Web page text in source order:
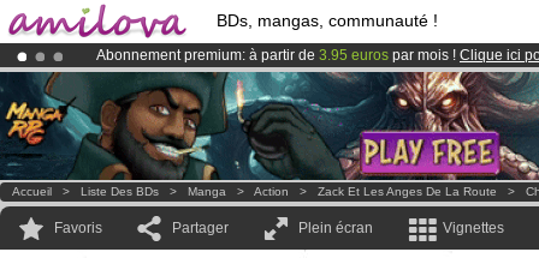
BDs, mangas, communauté !
Abonnement premium: à partir de 3.95 euros par mois ! Clique ici
Déjà 100000membreset 1000BDs & Mangas!
LeKickstarter Amilova est désormais lancé
Accueil > Liste Des BDs > Manga > Action > Zack Et Les Anges De La Route >
Favoris Partager Plein écran Vignettes